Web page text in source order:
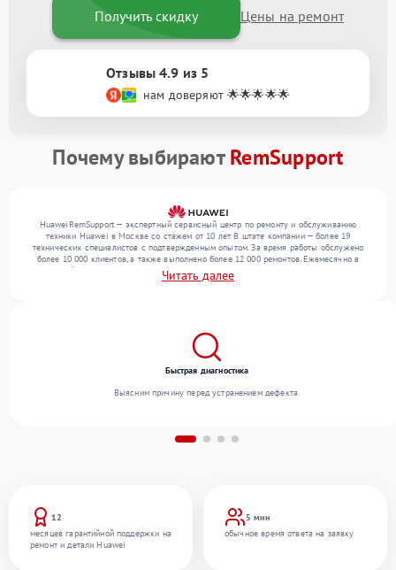
Получить скидку Цены на ремонт
Отзывы 4.9 из 5
нам доверяют 🌟🌟🌟🌟🌟
Почему выбираютRemSupport
HuaweiRemSupport — экспертный сервисный центр по ремонту и обслуживанию
техники Huawei в Москве со стажем от 10 лет. В штате компании — более 19
технических специалистов с подтвержденным опытом. За время работы обслужено
более 10 000 клиентов, а также выполнено более 12 000 ремонтов. Ежемесячно в
сервисный центр поступает свыше 300 единиц техники, включая , , . Мы беремся за
задачи любой сложности и предлагаем стабильный уровень сервиса благодаря
Читать далее
12
месяцев гарантийной поддержки на
ремонт и детали Huawei
5 мин
обычное время ответа на заявку
Быстрая диагностика
Выясним причину перед устранением дефекта.